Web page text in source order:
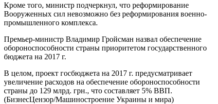
Кроме того, министр подчеркнул, что реформирование
Вооруженных сил невозможно без реформирования военно-
промышленного комплекса.
Премьер-министр Владимир Гройсман назвал обеспечение
обороноспособности страны приоритетом государственного
бюджета на 2017 г.
В целом, проект госбюджета на 2017 г. предусматривает
увеличение расходов на обеспечение обороноспособности
страны до 129 млрд. грн., что составляет 5% ВВП.
(БизнесЦензор/Машиностроение Украины и мира)